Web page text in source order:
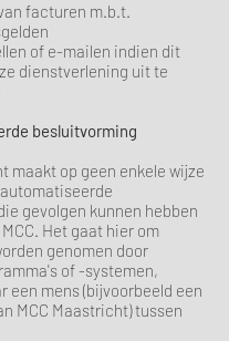
facturen m.b.t.
of e-mailen indien dit
dienstverlening uit te
besluitvorming
maakt op geen enkele wijze
gevolgen kunnen hebben
Het gaat hier om
genomen door
of -systemen,
een mens (bijvoorbeeld een
MCC Maastricht) tussen